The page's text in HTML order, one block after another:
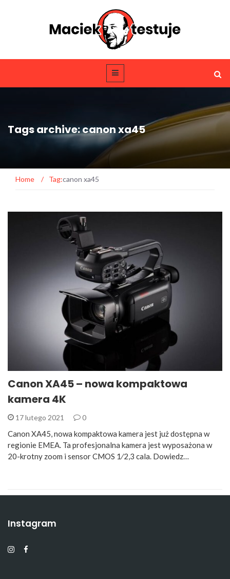
Tags archive: canon xa45
Home / Tag:canon xa45
Canon XA45 – nowa kompaktowa
kamera 4K
17 lutego 2021 0
Canon XA45, nowa kompaktowa kamera jest już dostępna w
regionie EMEA. Ta profesjonalna kamera jest wyposażona w
20-krotny zoom i sensor CMOS 1⁄2,3 cala. Dowiedz…
Instagram